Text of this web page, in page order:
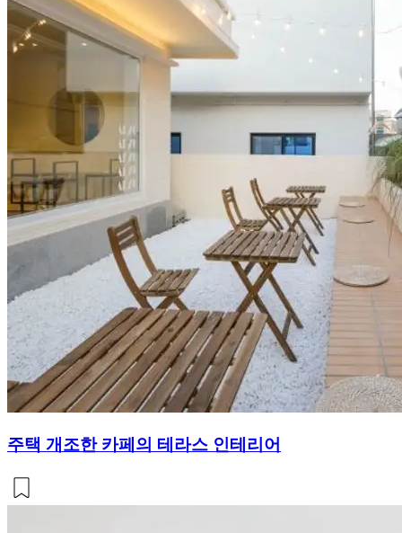
주택 개조한 카페의 테라스 인테리어